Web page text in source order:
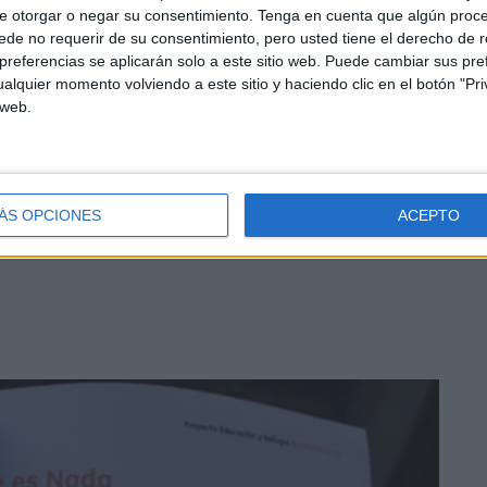
otorgar o negar su consentimiento. Tenga en cuenta que algún
no requerir de su consentimiento, pero usted tiene el derecho de
se aplicarán solo a este sitio web. Puede cambiar sus
momento volviendo a este sitio y haciendo clic en el botón
OPCIONES ACEPTO
cruzar la frontera a nado con otro amigo en la que
que ahora estudia FP, relata cómo se atrevió a salir
de encontrar una vida mejor” y Nada, su
padre y otros familiares hasta Madrid, donde se topó
a pesar de ser refugiada y solicitar protección